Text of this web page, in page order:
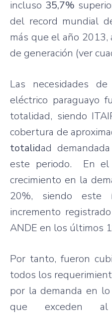
incluso 35,7%
del record mundial
más que el año
de generación (ver
Las necesidades
eléctrico paraguayo
totalidad, siendo
cobertura de
totalidad
este periodo. En
crecimiento en la
20%, siendo este
incremento
ANDE en los últimos
Por tanto, fueron
todos los
por la demanda en
que exceden al